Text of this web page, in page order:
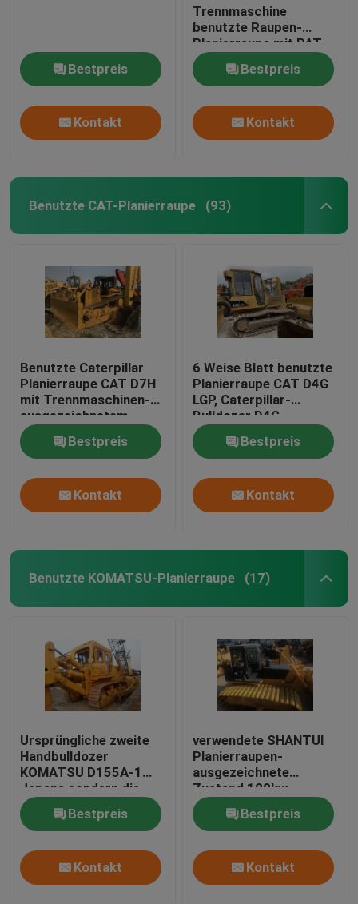
Bestpreis
Kontakt
Trennmaschine
benutzte Raupen-
Planierraupe mit PAT-
Blatt-beiliegender
Kabine D3CBestpreis
Kontakt
Benutzte CAT-Planierraupe (93)
Benutzte Caterpillar
Planierraupe CAT D7H
mit Trennmaschinen-
ausgezeichnetem
Fahrgestell
Bestpreis
Kontakt
6 Weise Blatt benutzte
Planierraupe CAT D4G
LGP, Caterpillar-
Bulldozer D4G
Maschine CAT 3046
Bestpreis
Kontakt
Benutzte KOMATSU-Planierraupe (17)
Ursprüngliche zweite
Handbulldozer
KOMATSU D155A-1
Japans sondern die
1990-jährige
Trennmaschine aus
Bestpreis
Kontakt
verwendete SHANTUI
Planierraupen-
ausgezeichnete
Zustand 120kw
Maschine 5262 * 4150
* 3074mmBestpreis
Kontakt